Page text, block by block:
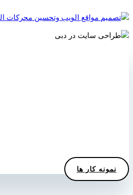
نمونه کار ها